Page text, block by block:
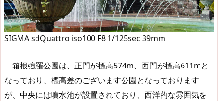
SIGMA sdQuattro iso100 F8 1/125sec 39mm
箱根強羅公園は、正門が標高574m、西門が標高611mと
なっており、標高差のございます公園となっております
が、中央には噴水池が設置されており、西洋的な雰囲気を